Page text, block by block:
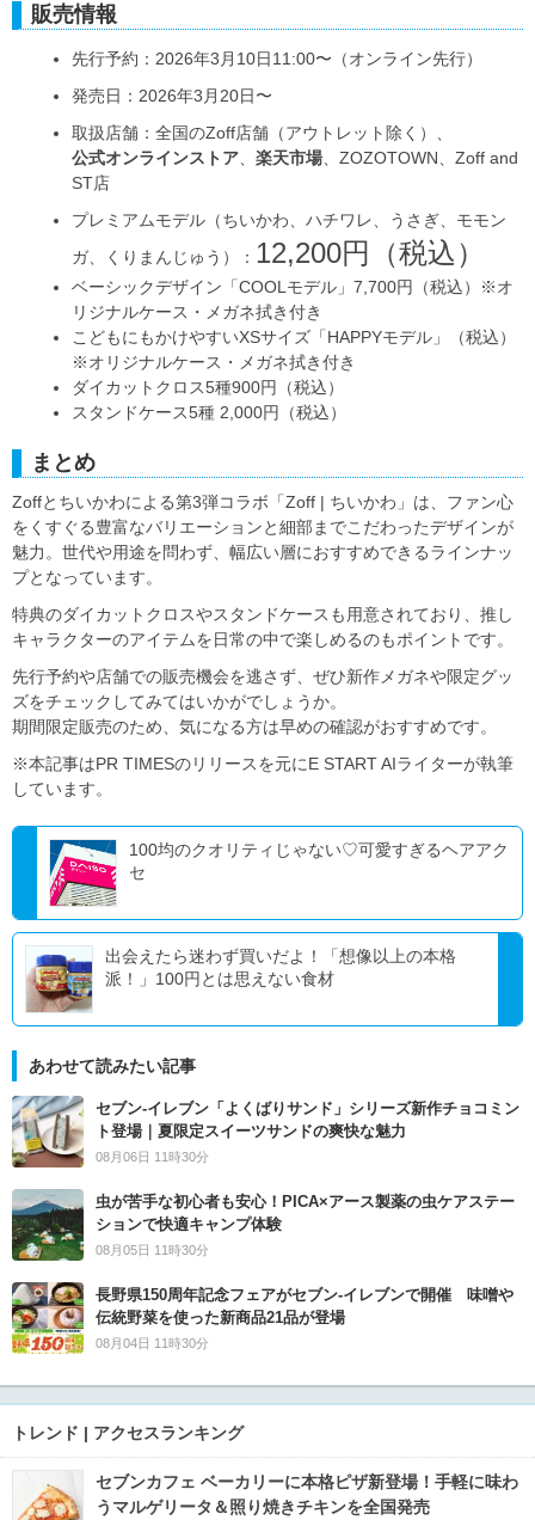
販売情報
先行予約：2026年3月10日11:00〜（オンライン先行）
発売日：2026年3月20日〜
取扱店舗：全国のZoff店舗（アウトレット除く）、
公式オンラインストア、 楽天市場、ZOZOTOWN、Zoff and
ST店
プレミアムモデル（ちいかわ、ハチワレ、うさぎ、モモン
ガ、くりまんじゅう）： 12,200円（税込）
ベーシックデザイン「COOLモデル」7,700円（税込）※オ
リジナルケース・メガネ拭き付き
こどもにもかけやすいXSサイズ「HAPPYモデル」（税込）
※オリジナルケース・メガネ拭き付き
ダイカットクロス5種900円（税込）
スタンドケース5種 2,000円（税込）
まとめ
Zoffとちいかわによる第3弾コラボ「Zoff | ちいかわ」は、ファン心
をくすぐる豊富なバリエーションと細部までこだわったデザインが
魅力。世代や用途を問わず、幅広い層におすすめできるラインナッ
プとなっています。
特典のダイカットクロスやスタンドケースも用意されており、推し
キャラクターのアイテムを日常の中で楽しめるのもポイントです。
先行予約や店舗での販売機会を逃さず、ぜひ新作メガネや限定グッ
ズをチェックしてみてはいかがでしょうか。
期間限定販売のため、気になる方は早めの確認がおすすめです。
※本記事はPR TIMESのリリースを元にE START AIライターが執筆
しています。
100均のクオリティじゃない♡可愛すぎるヘアアク
セ
出会えたら迷わず買いだよ！「想像以上の本格
派！」100円とは思えない食材
あわせて読みたい記事
セブン‐イレブン「よくばりサンド」シリーズ新作チョコミン
ト登場｜夏限定スイーツサンドの爽快な魅力
08月06日 11時30分
虫が苦手な初心者も安心！PICA×アース製薬の虫ケアステー
ションで快適キャンプ体験
08月05日 11時30分
長野県150周年記念フェアがセブン-イレブンで開催 味噌や
伝統野菜を使った新商品21品が登場
08月04日 11時30分
トレンド | アクセスランキング
セブンカフェ ベーカリーに本格ピザ新登場！手軽に味わ
うマルゲリータ＆照り焼きチキンを全国発売